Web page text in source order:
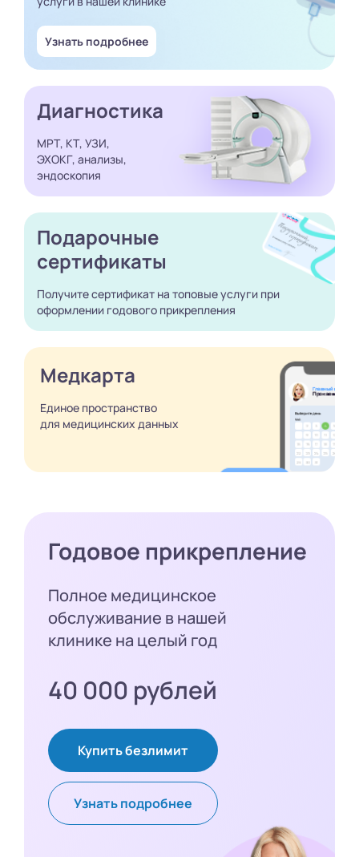
Узнать подробнее
Диагностика
МРТ, КТ, УЗИ,
ЭХОКГ, анализы,
эндоскопия
Подарочные
сертификаты
Получите сертификат на топовые услуги при
оформлении годового прикрепления
Медкарта
Единое пространство
для медицинских данных
Годовое прикрепление
Полное медицинское
обслуживание в нашей
клинике на целый год
40 000 рублей
Купить безлимит
Узнать подробнее